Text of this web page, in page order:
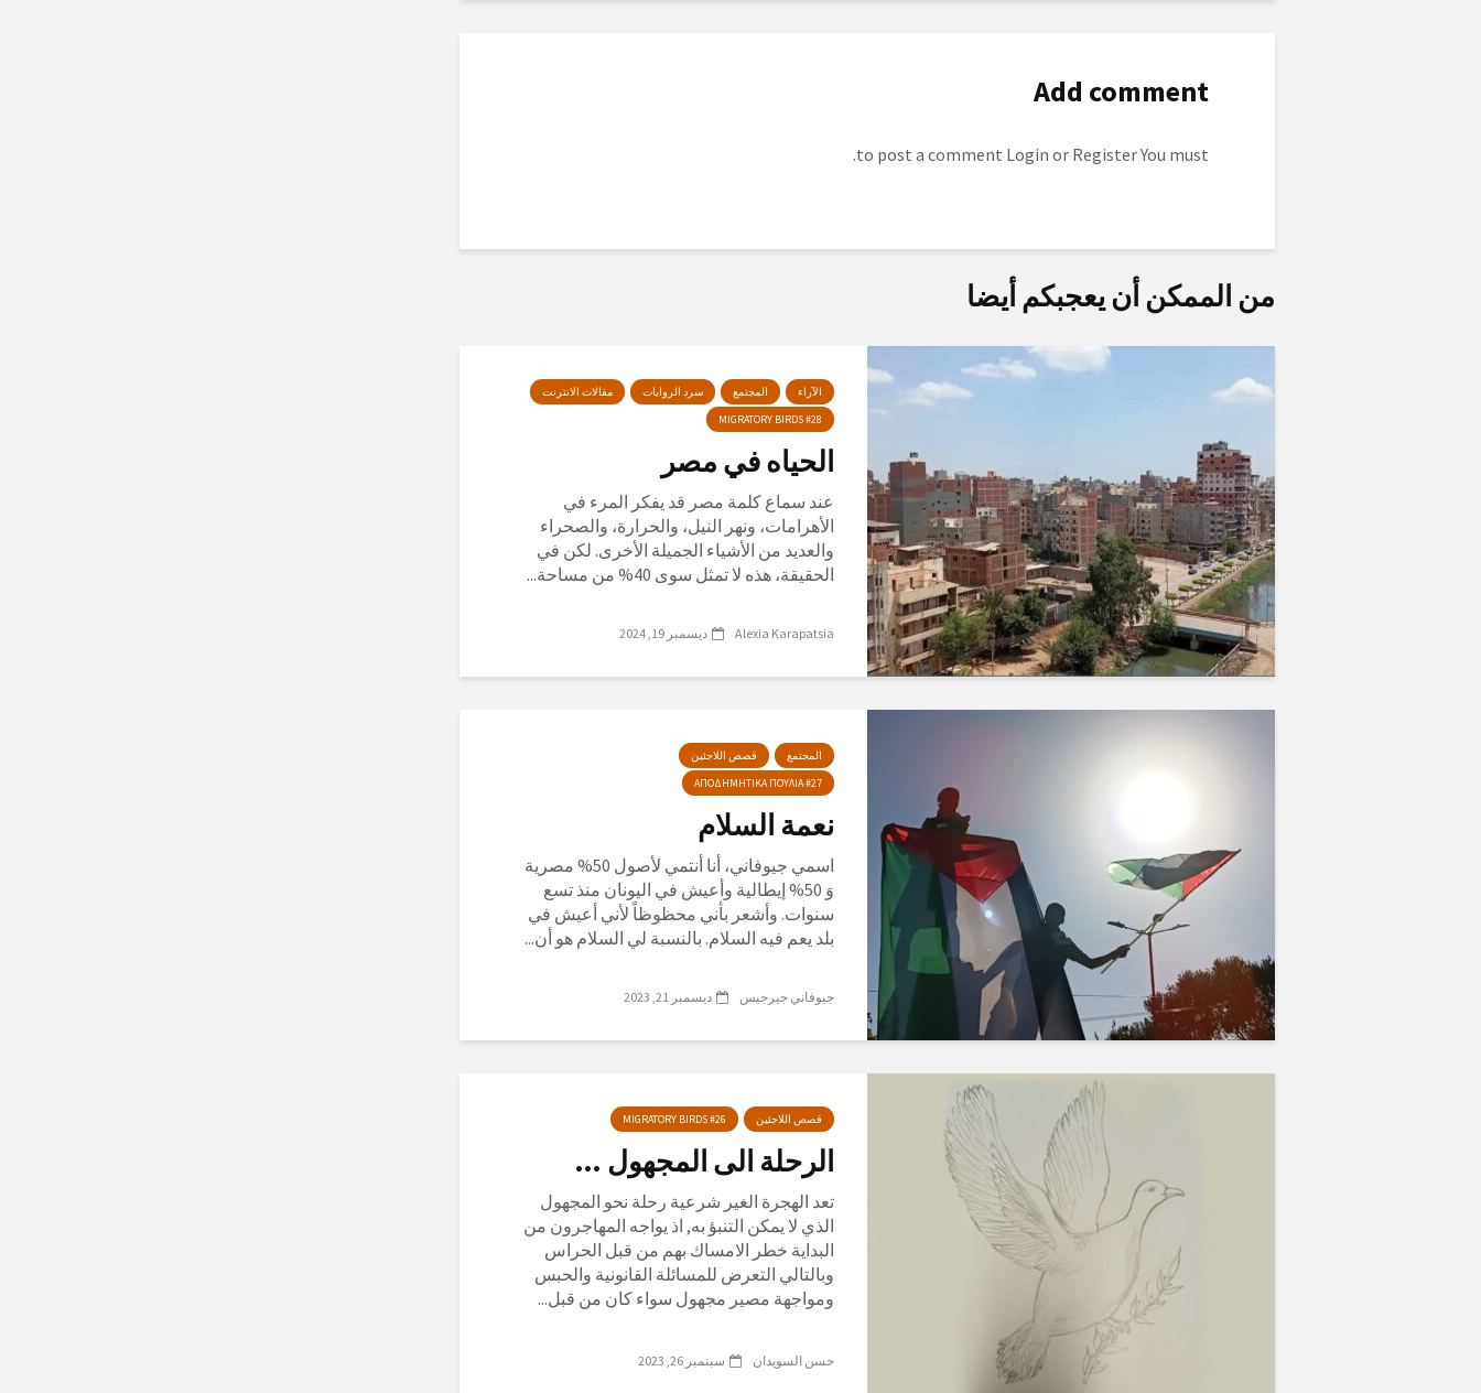
Add comment
You must
Register
Login
من الممكن أن يعجبكم أيضا
الآراء المجتمع سرد الروايات
مقالات الانترنت
MIGRATORY BIRDS #28
الحياه في مصر
عند سماع كلمة مصر قد يفكر المرء في
الأهرامات، ونهر النيل، والحرارة، والصحراء
والعديد من الأشياء الجميلة الأخرى. لكن في
الحقيقة، هذه لا تمثل سوى 40% من مساحة...
Alexia Karapatsia ديسمبر 19, 2024
المجتمع
قصص اللاجئين
ΑΠΟΔΗΜΗΤΙΚΑ ΠΟΥΛΙΑ #27
نعمة السلام
اسمي جيوفاني، أنا أنتمي لأصول 50% مصرية
وَ 50% إيطالية وأعيش في اليونان منذ تسع
سنوات. وأشعر بأني محظوظاً لأني أعيش في
بلد يعم فيه السلام. بالنسبة لي السلام هو أن...
جيوفاني جيرجيس ديسمبر 21, 2023
قصص اللاجئين MIGRATORY BIRDS #26
الرحلة الى المجهول …
تعد الهجرة الغير شرعية رحلة نحو المجهول
الذي لا يمكن التنبؤ به, اذ يواجه المهاجرون من
البداية خطر الامساك بهم من قبل الحراس
وبالتالي التعرض للمسائلة القانونية والحبس
ومواجهة مصير مجهول سواء كان من قبل...
حسن السويدان سبتمبر 26, 2023